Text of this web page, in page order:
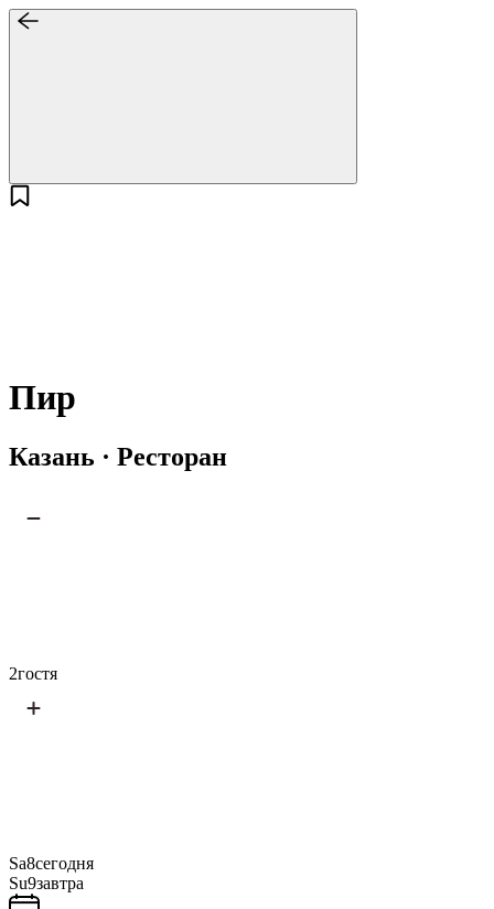
Пир
Казань · Ресторан
2гостя
Sa8сегодня
Su9завтра